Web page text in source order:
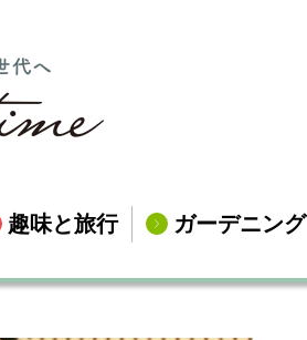
趣味と旅行 ガーデニング